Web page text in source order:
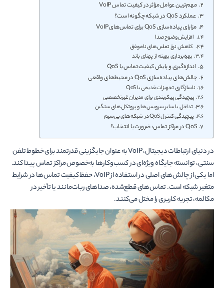
مهم‌ترین عوامل مؤثر در کیفیت تماس VoIP
عملکرد QoS در شبکه چگونه است؟
مزایای پیاده‌سازی QoS برای تماس‌های VoIP
افزایش وضوح صدا
کاهش نرخ تماس‌های ناموفق
بهره‌برداری بهینه از پهنای باند
اندازه‌گیری و پایش کیفیت تماس با QoS
چالش‌های پیاده‌سازی QoS در محیط‌های واقعی
ناسازگاری تجهیزات قدیمی با QoS
پیچیدگی پیکربندی برای مدیران غیرتخصصی
تداخل با سایر سرویس‌ها و پروتکل‌های سنگین
پیچیدگی کنترل QoS در شبکه‌های بی‌سیم
QoS در مراکز تماس: ضرورت یا انتخاب؟
در دنیای ارتباطات دیجیتال، VoIP به عنوان جایگزینی قدرتمند برای خطوط تلفن
سنتی، توانسته جایگاه ویژه‌ای در کسب‌وکارها به‌خصوص مراکز تماس پیدا کند.
اما یکی از چالش‌های اصلی در استفاده از VoIP، حفظ کیفیت تماس‌ها در شرایط
متغیر شبکه است. تماس‌های قطع‌شده، صداهای ربات‌مانند یا تأخیر در
مکالمه، تجربه کاربری را مختل می‌کنند.